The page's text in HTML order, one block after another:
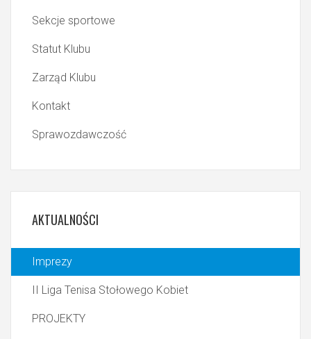
Sekcje sportowe
Statut Klubu
Zarząd Klubu
Kontakt
Sprawozdawczość
AKTUALNOŚCI
Imprezy
II Liga Tenisa Stołowego Kobiet
PROJEKTY